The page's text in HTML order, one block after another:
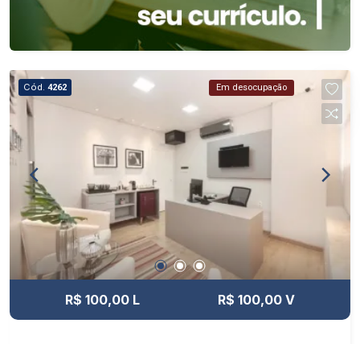
Em desocupação
Cód. 4262
R$ 100,00 L R$ 100,00 V